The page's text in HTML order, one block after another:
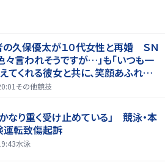
の久保優太が１０代女性と再婚 ＳＮ
々言われそうですが…」も「いつも一
てくれる彼女と共に、笑顔あふれる
いきたい」
その他競技
なり重く受け止めている」 競泳・本
運転致傷起訴
水泳